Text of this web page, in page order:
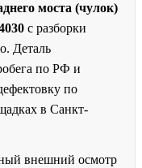
моста (чулок)
с разборки
Деталь
по РФ и
по
в Санкт-
внешний осмотр